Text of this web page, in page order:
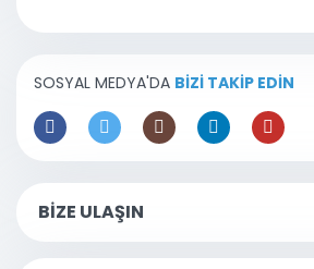
SOSYAL MEDYA'DA BİZİ TAKİP EDİN
BİZE ULAŞIN